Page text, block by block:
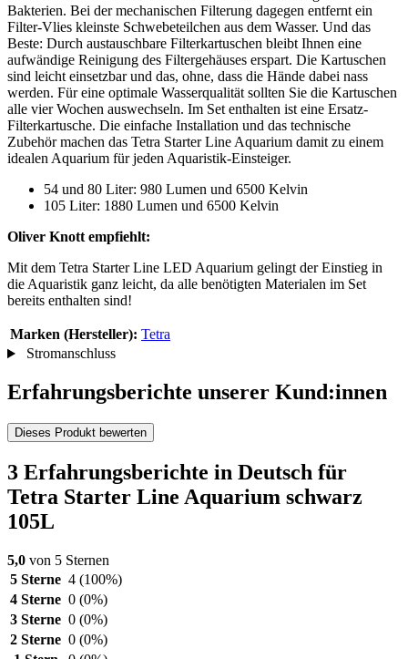
Bakterien. Bei der mechanischen Filterung dagegen entfernt ein
Filter-Vlies kleinste Schwebeteilchen aus dem Wasser. Und das
Beste: Durch austauschbare Filterkartuschen bleibt Ihnen eine
aufwändige Reinigung des Filtergehäuses erspart. Die Kartuschen
sind leicht einsetzbar und das, ohne, dass die Hände dabei nass
werden. Für eine optimale Wasserqualität sollten Sie die Kartuschen
alle vier Wochen auswechseln. Im Set enthalten ist eine Ersatz-
Filterkartusche. Die einfache Installation und das technische
Zubehör machen das Tetra Starter Line Aquarium damit zu einem
idealen Aquarium für jeden Aquaristik-Einsteiger.
54 und 80 Liter: 980 Lumen und 6500 Kelvin
105 Liter: 1880 Lumen und 6500 Kelvin
Oliver Knott empfiehlt:
Mit dem Tetra Starter Line LED Aquarium gelingt der Einstieg in
die Aquaristik ganz leicht, da alle benötigten Materialen im Set
bereits enthalten sind!
Marken (Hersteller): Tetra
Stromanschluss
Erfahrungsberichte unserer Kund:innen
Dieses Produkt bewerten
3 Erfahrungsberichte in Deutsch für
Tetra Starter Line Aquarium schwarz
105L
5,0 von 5 Sternen
5 Sterne 4 (100%)
4 Sterne 0 (0%)
3 Sterne 0 (0%)
2 Sterne 0 (0%)